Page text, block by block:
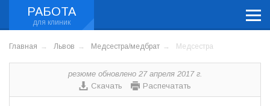
РАБОТА
Главная Львов Медсестра/медбрат Медсестра
резюме обновлено 27 апреля 2017 г.
Скачать
Распечатать